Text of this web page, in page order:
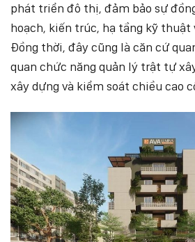
phát triển đô thị, đảm bảo sự
hoạch, kiến trúc, hạ tầng kỹ thuật
Đồng thời, đây cũng là căn cứ
quan chức năng quản lý trật tự
xây dựng và kiểm soát chiều cao